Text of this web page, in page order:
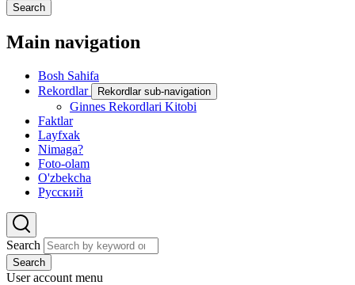
Search
Main navigation
Bosh Sahifa
Rekordlar
Rekordlar sub-navigation
Ginnes Rekordlari Kitobi
Faktlar
Layfxak
Nimaga?
Foto-olam
O'zbekcha
Русский
Search
Search
User account menu